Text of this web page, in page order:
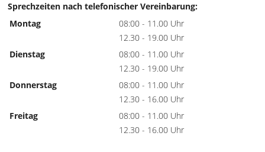
Sprechzeiten nach telefonischer Vereinbarung:
Montag
08:00 - 11.00 Uhr
12.30 - 19.00 Uhr
Dienstag
08:00 - 11.00 Uhr
12.30 - 19.00 Uhr
Donnerstag
08:00 - 11.00 Uhr
12.30 - 16.00 Uhr
Freitag
08:00 - 11.00 Uhr
12.30 - 16.00 Uhr